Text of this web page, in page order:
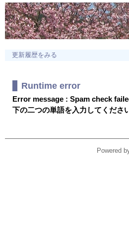
更新履歴をみる
Runtime error
Error message : Spam check
下の二つの単語を入力してくださ
Powered